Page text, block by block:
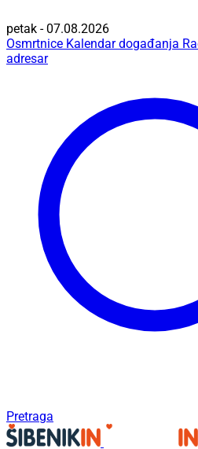
petak - 07.08.2026
Osmrtnice Kalendar događanja
adresar
Pretraga